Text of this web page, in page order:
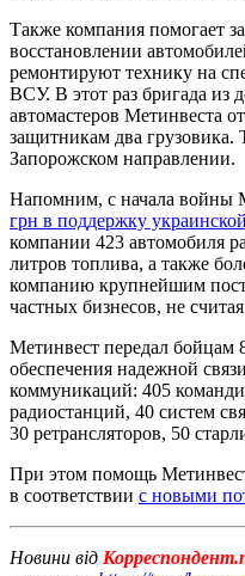
Также компания помогает
восстановлении
ремонтируют технику на
ВСУ. В этот раз бригада из
автомастеров Метинвеста
защитникам два грузовика.
Запорожском направлении.
Напомним, с начала войны
грн в поддержку
компании 423 автомобиля
литров топлива, а также
компанию крупнейшим
частных бизнесов, не
Метинвест передал бойцам
обеспечения надежной
коммуникаций: 405
радиостанций, 40 систем
30 ретрансляторов, 50
При этом помощь
в соответствии с новыми
Новини від